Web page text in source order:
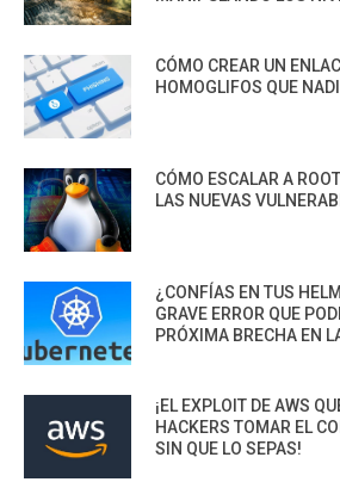
CÓMO CREAR UN
HOMOGLIFOS QUE
CÓMO ESCALAR A
LAS NUEVAS
¿CONFÍAS EN TUS
GRAVE ERROR QUE
PRÓXIMA BRECHA EN
¡EL EXPLOIT DE AWS
HACKERS TOMAR EL
SIN QUE LO SEPAS!